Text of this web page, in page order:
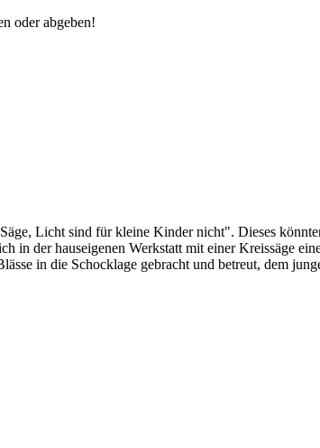
oder abgeben!
Licht sind für kleine Kinder nicht". Dieses
in der hauseigenen Werkstatt mit einer Kreissäge
in die Schocklage gebracht und betreut, dem